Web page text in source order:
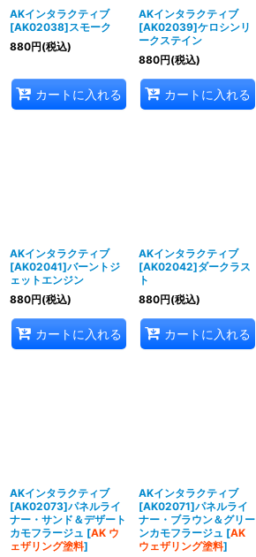
AKインタラクティブ
[AK02038]スモーク
880円(税込)
カートに入れる
AKインタラクティブ
[AK02039]ケロシンリ
ークステイン
880円(税込)
カートに入れる
AKインタラクティブ
[AK02041]バーントジ
ェットエンジン
880円(税込)
カートに入れる
AKインタラクティブ
[AK02042]ダークラス
ト
880円(税込)
カートに入れる
AKインタラクティブ
[AK02073]パネルライ
ナー・サンド＆デザート
カモフラージュ [AK ウ
ェザリング塗料]
AKインタラクティブ
[AK02071]パネルライ
ナー・ブラウン＆グリー
ンカモフラージュ [AK
ウェザリング塗料]